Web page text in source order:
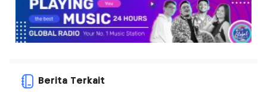
Berita Terkait